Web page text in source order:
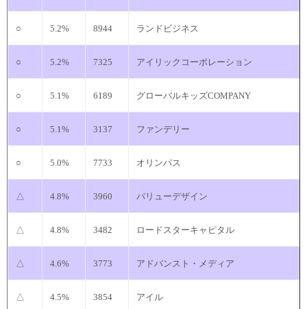
○ 5.2% 8944 ランドビジネス
○ 5.2% 7325 アイリックコーポレーション
○ 5.1% 6189 グローバルキッズCOMPANY
○ 5.1% 3137 ファンデリー
○ 5.0% 7733 オリンパス
△ 4.8% 3960 バリューデザイン
△ 4.8% 3482 ロードスターキャピタル
△ 4.6% 3773 アドバンスト・メディア
△ 4.5% 3854 アイル